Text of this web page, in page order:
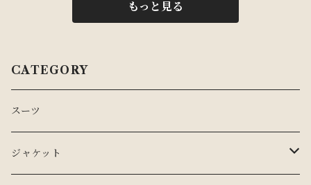
もっと見る
CATEGORY
スーツ
ジャケット